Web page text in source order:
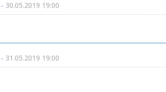
30.05.2019 19:00
31.05.2019 19:00